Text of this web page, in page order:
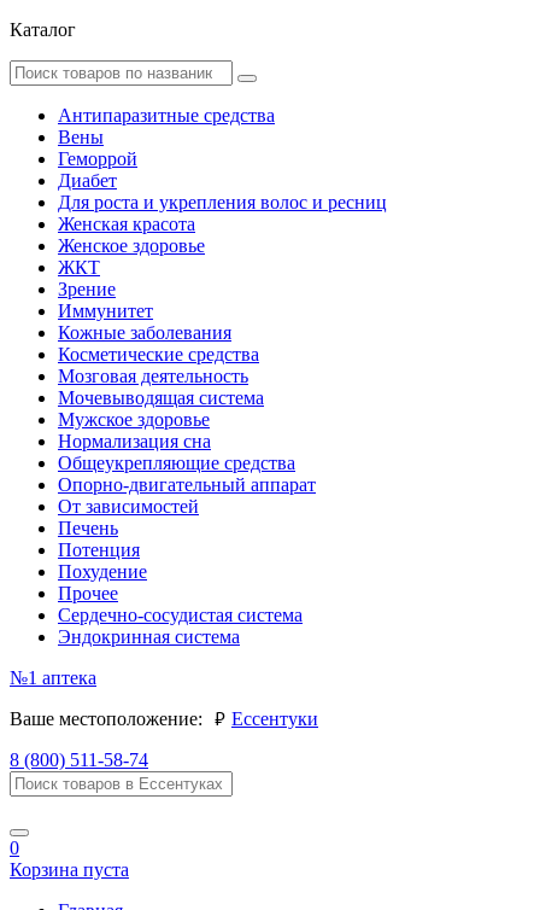
Каталог
Антипаразитные средства
Вены
Геморрой
Диабет
Для роста и укрепления волос и ресниц
Женская красота
Женское здоровье
ЖКТ
Зрение
Иммунитет
Кожные заболевания
Косметические средства
Мозговая деятельность
Мочевыводящая система
Мужское здоровье
Нормализация сна
Общеукрепляющие средства
Опорно-двигательный аппарат
От зависимостей
Печень
Потенция
Похудение
Прочее
Сердечно-сосудистая система
Эндокринная система
№1 аптека
Ваше местоположение:
руб. Ессентуки
8 (800) 511-58-74
0
Корзина пуста